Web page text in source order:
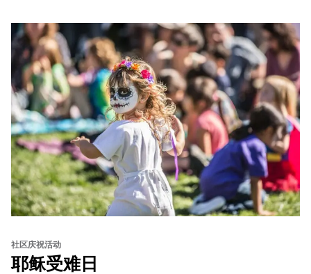
move, make, and connect in celebration of Black culture.
社区庆祝活动
耶稣受难日